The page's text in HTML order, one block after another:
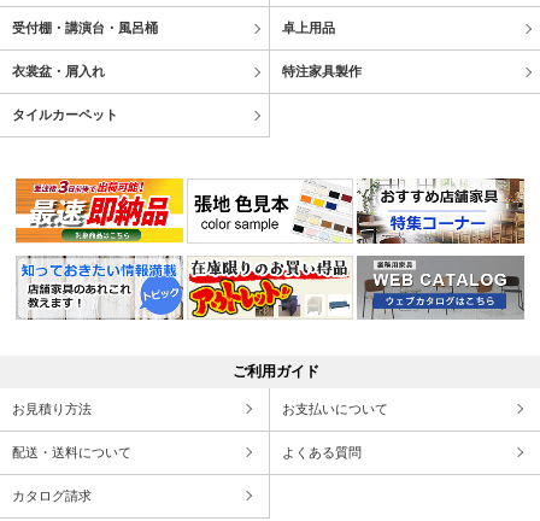
受付棚・講演台・風呂桶 卓上用品
衣裳盆・屑入れ 特注家具製作
タイルカーペット
ご利用ガイド
お見積り方法 お支払いについて
配送・送料について よくある質問
カタログ請求